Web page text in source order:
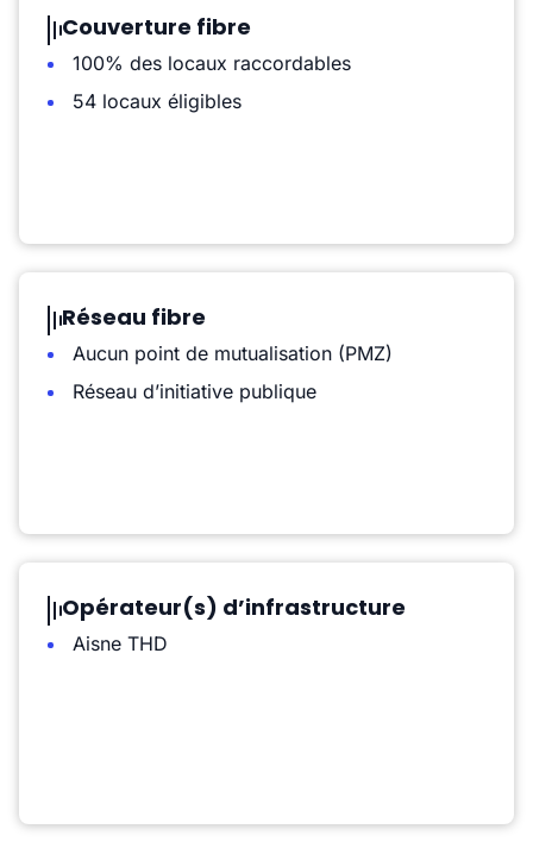
Couverture fibre
100% des locaux raccordables
54 locaux éligibles
Réseau fibre
Aucun point de mutualisation (PMZ)
Réseau d’initiative publique
Opérateur(s) d’infrastructure
Aisne THD